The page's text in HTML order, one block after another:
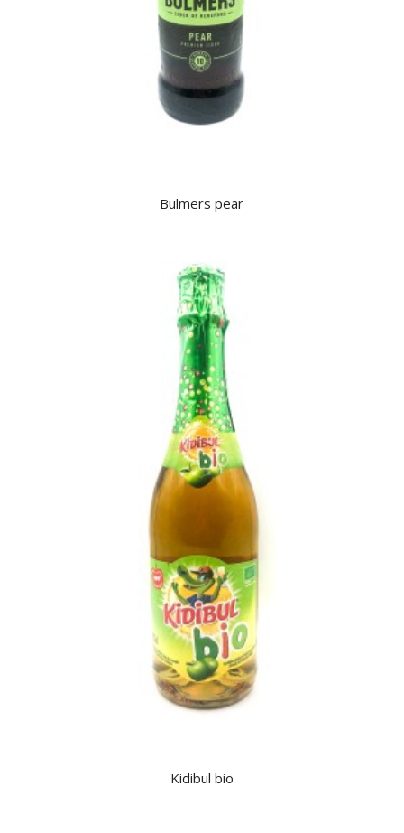
Bulmers pear
Kidibul bio